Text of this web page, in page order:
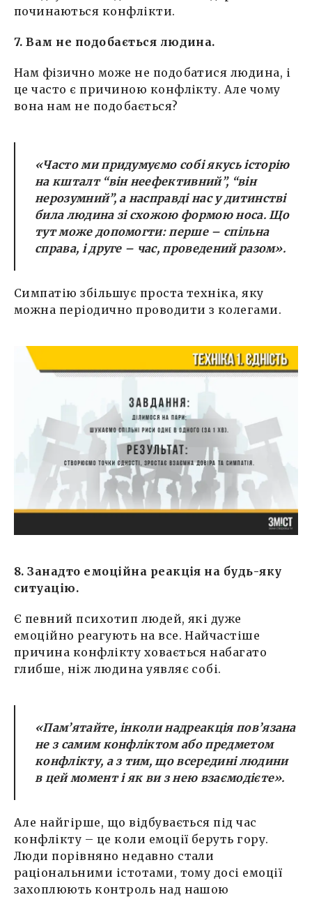
починаються конфлікти.
7. Вам не подобається людина.
Нам фізично може не подобатися людина, і
це часто є причиною конфлікту. Але чому
вона нам не подобається?
«Часто ми придумуємо собі якусь історію
на кшталт “він неефективний”, “він
нерозумний”, а насправді нас у дитинстві
била людина зі схожою формою носа. Що
тут може допомогти: перше – спільна
справа, і друге – час, проведений разом».
Симпатію збільшує проста техніка, яку
можна періодично проводити з колегами.
8. Занадто емоційна реакція на будь-яку
ситуацію.
Є певний психотип людей, які дуже
емоційно реагують на все. Найчастіше
причина конфлікту ховається набагато
глибше, ніж людина уявляє собі.
«Пам’ятайте, інколи надреакція пов’язана
не з самим конфліктом або предметом
конфлікту, а з тим, що всередині людини
в цей момент і як ви з нею взаємодієте».
Але найгірше, що відбувається під час
конфлікту – це коли емоції беруть гору.
Люди порівняно недавно стали
раціональними істотами, тому досі емоції
захоплюють контроль над нашою